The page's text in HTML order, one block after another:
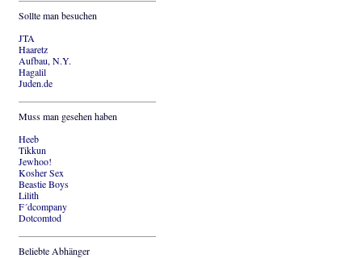
Sollte man besuchen
JTA
Haaretz
Aufbau, N.Y.
Hagalil
Juden.de
Muss man gesehen haben
Heeb
Tikkun
Jewhoo!
Kosher Sex
Beastie Boys
Lilith
F´dcompany
Dotcomtod
Beliebte Abhänger